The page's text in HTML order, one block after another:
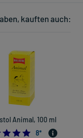
kauften auch:
Animal, 100 ml
4.75
8*